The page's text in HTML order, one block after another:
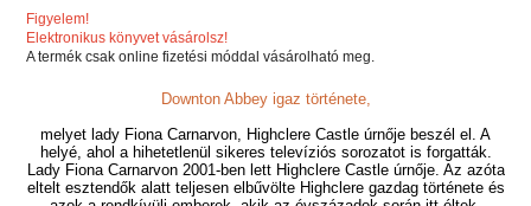
Figyelem!
Elektronikus könyvet vásárolsz!
A termék csak online fizetési móddal vásárolható meg.
Downton Abbey igaz története,
melyet lady Fiona Carnarvon, Highclere Castle úrnője beszél el. A
helyé, ahol a hihetetlenül sikeres televíziós sorozatot is forgatták.
Lady Fiona Carnarvon 2001-ben lett Highclere Castle úrnője. Az azóta
eltelt esztendők alatt teljesen elbűvölte Highclere gazdag története és